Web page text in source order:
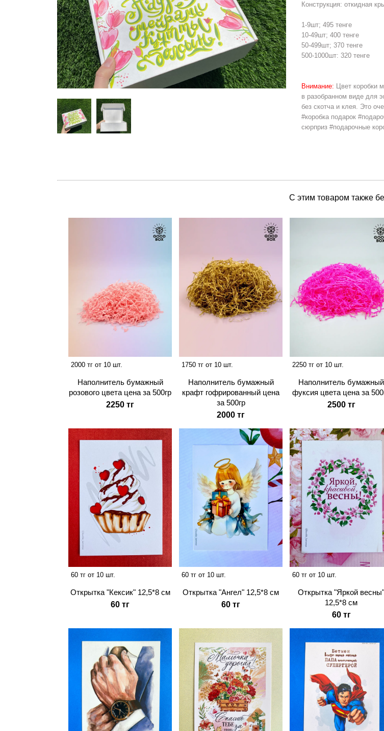
Конструкция: откидная
1-9шт; 495 тенге
10-49шт; 400 тенге
50-499шт; 370 тенге
500-1000шт: 320 тенге
Внимание: Цвет коробки
в разобранном виде для
без скотча и клея. Это
#коробка подарок
сюрприз #подарочные
С этим товаром также
2000 тг от 10 шт.
Наполнитель бумажный
розового цвета цена за 500гр
2250 тг
1750 тг от 10 шт.
Наполнитель бумажный
крафт гофрированный цена
за 500гр
2000 тг
2250 тг от 10 шт.
Наполнитель бумажный
фуксия цвета цена за
2500 тг
60 тг от 10 шт.
Открытка "Кексик" 12,5*8 см
60 тг
60 тг от 10 шт.
Открытка "Ангел" 12,5*8 см
60 тг
60 тг от 10 шт.
Открытка "Яркой весны"
12,5*8 см
60 тг